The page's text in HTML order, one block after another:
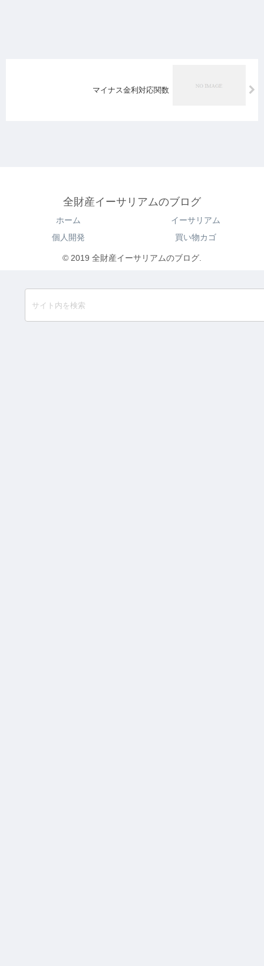
マイナス金利対応関数
全財産イーサリアムのブログ
ホーム
イーサリアム
個人開発
買い物カゴ
© 2019 全財産イーサリアムのブログ.